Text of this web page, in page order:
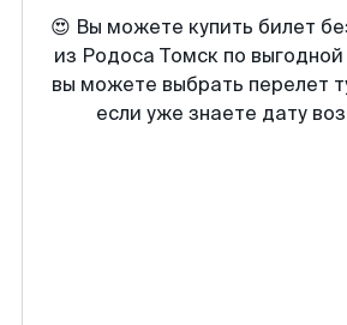
😍 Вы можете купить билет
из Родоса Томск по
вы можете выбрать перелет
если уже знаете дату